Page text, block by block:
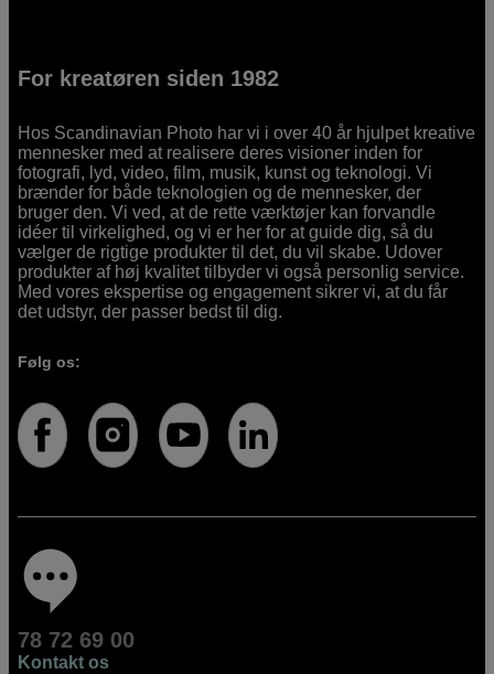
For kreatøren siden 1982
Hos Scandinavian Photo har vi i over 40 år hjulpet kreative
mennesker med at realisere deres visioner inden for
fotografi, lyd, video, film, musik, kunst og teknologi. Vi
brænder for både teknologien og de mennesker, der
bruger den. Vi ved, at de rette værktøjer kan forvandle
idéer til virkelighed, og vi er her for at guide dig, så du
vælger de rigtige produkter til det, du vil skabe. Udover
produkter af høj kvalitet tilbyder vi også personlig service.
Med vores ekspertise og engagement sikrer vi, at du får
det udstyr, der passer bedst til dig.
Følg os:
78 72 69 00
Kontakt os